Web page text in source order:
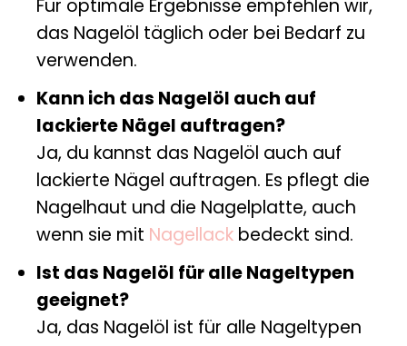
Für optimale Ergebnisse empfehlen wir,
das Nagelöl täglich oder bei Bedarf zu
verwenden.
Kann ich das Nagelöl auch auf
lackierte Nägel auftragen?
Ja, du kannst das Nagelöl auch auf
lackierte Nägel auftragen. Es pflegt die
Nagelhaut und die Nagelplatte, auch
wenn sie mit Nagellackbedeckt sind.
Ist das Nagelöl für alle Nageltypen
geeignet?
Ja, das Nagelöl ist für alle Nageltypen